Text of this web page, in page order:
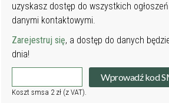
uzyskasz dostęp do wszystkich
danymi kontaktowymi.
Zarejestruj się, a dostęp do danych
dnia!
Wprowadź kod
Koszt smsa 2 zł (z VAT).